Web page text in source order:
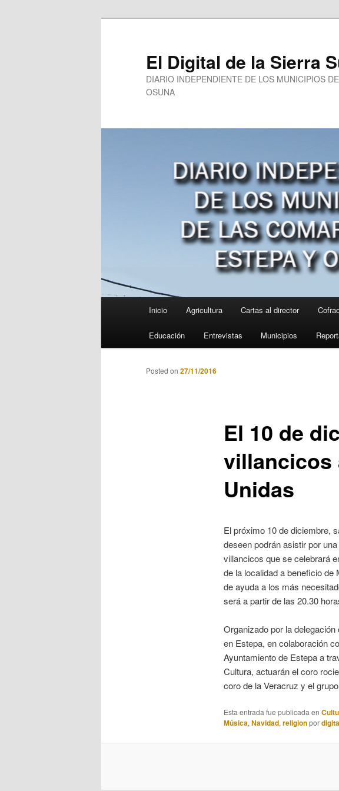
El Digital de la Sierra
DIARIO INDEPENDIENTE DE LOS MUNICIPIOS
OSUNA
Inicio Agricultura Cartas al director
Educación Entrevistas Municipios
El 10 de
villancicos
Unidas
Posted on 27/11/2016
El próximo 10 de diciembre,
deseen podrán asistir por
villancicos que se celebrará
de la localidad a beneficio
de ayuda a los más
será a partir de las 20.30
Organizado por la
en Estepa, en colaboración
Ayuntamiento de Estepa a
Cultura, actuarán el coro
coro de la Veracruz y el
Esta entrada fue publicada en
Música,Navidad,religionpor